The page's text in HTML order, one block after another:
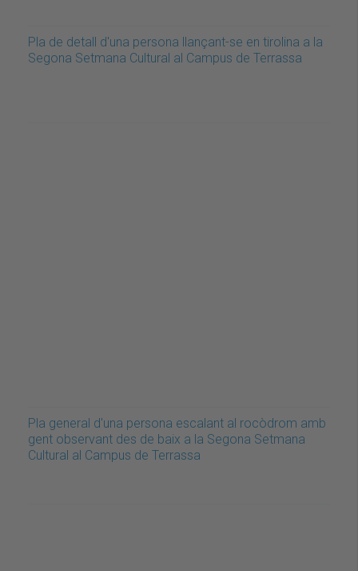
Pla de detall d'una persona llançant-se en tirolina a la
Segona Setmana Cultural al Campus de Terrassa
Pla general d'una persona escalant al rocòdrom amb
gent observant des de baix a la Segona Setmana
Cultural al Campus de Terrassa